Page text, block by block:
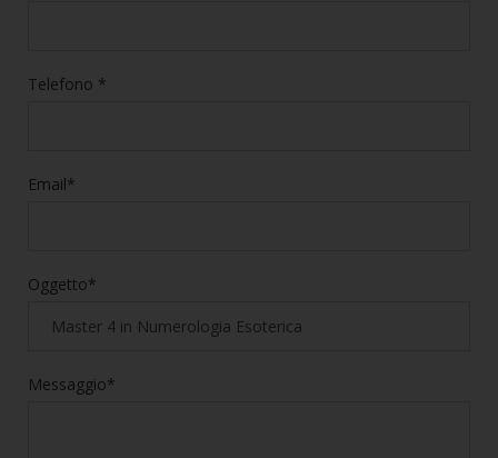
Telefono *
Email*
Oggetto*
Messaggio*